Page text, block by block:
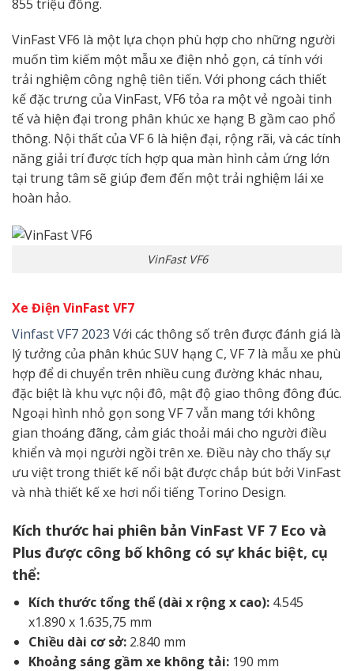
855 triệu đồng.
VinFast VF6 là một lựa chọn phù hợp cho những người
muốn tìm kiếm một mẫu xe điện nhỏ gọn, cá tính với
trải nghiệm công nghệ tiên tiến. Với phong cách thiết
kế đặc trưng của VinFast, VF6 tỏa ra một vẻ ngoài tinh
tế và hiện đại trong phân khúc xe hạng B gầm cao phổ
thông. Nội thất của VF 6 là hiện đại, rộng rãi, và các tính
năng giải trí được tích hợp qua màn hình cảm ứng lớn
tại trung tâm sẽ giúp đem đến một trải nghiệm lái xe
hoàn hảo.
VinFast VF6
Xe Điện VinFast VF7
Vinfast VF7 2023 Với các thông số trên được đánh giá là
lý tưởng của phân khúc SUV hạng C, VF 7 là mẫu xe phù
hợp để di chuyển trên nhiều cung đường khác nhau,
đặc biệt là khu vực nội đô, mật độ giao thông đông đúc.
Ngoại hình nhỏ gọn song VF 7 vẫn mang tới không
gian thoáng đãng, cảm giác thoải mái cho người điều
khiển và mọi người ngồi trên xe. Điều này cho thấy sự
ưu việt trong thiết kế nổi bật được chắp bút bởi VinFast
và nhà thiết kế xe hơi nổi tiếng Torino Design.
Kích thước hai phiên bản VinFast VF 7 Eco và
Plus được công bố không có sự khác biệt, cụ
thể:
Kích thước tổng thể (dài x rộng x cao):4.545
x1.890 x 1.635,75 mm
Chiều dài cơ sở:2.840 mm
Khoảng sáng gầm xe không tải:190 mm